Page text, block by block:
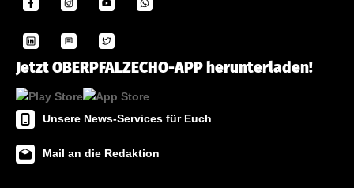
Jetzt OBERPFALZECHO-APP herunterladen!
Unsere News-Services für Euch
Mail an die Redaktion